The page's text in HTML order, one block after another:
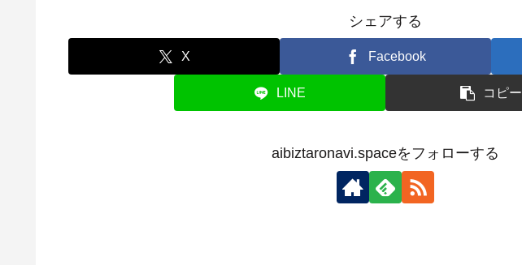
シェアする
X Facebook
LINE コピー
aibiztaronavi.spaceをフォローする